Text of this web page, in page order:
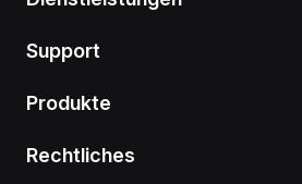
Support
Produkte
Rechtliches